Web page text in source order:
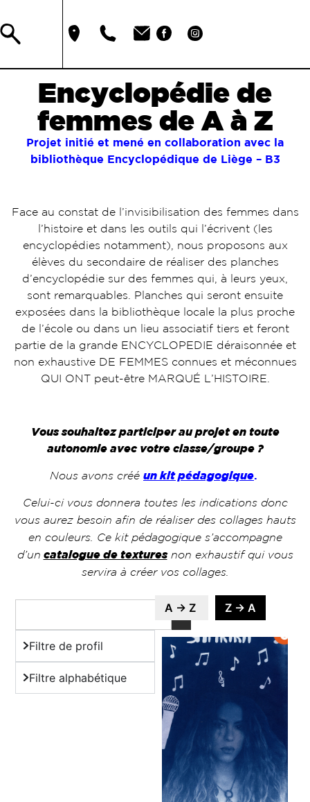
Encyclopédie de
femmes de A à Z
Projet initié et mené en collaboration avec la
bibliothèque Encyclopédique de Liège – B3
Face au constat de l’invisibilisation des femmes dans
l’histoire et dans les outils qui l’écrivent (les
encyclopédies notamment), nous proposons aux
élèves du secondaire de réaliser des planches
d’encyclopédie sur des femmes qui, à leurs yeux,
sont remarquables. Planches qui seront ensuite
exposées dans la bibliothèque locale la plus proche
de l’école ou dans un lieu associatif tiers et feront
partie de la grande ENCYCLOPEDIE déraisonnée et
non exhaustive DE FEMMES connues et méconnues
QUI ONT peut-être MARQUÉ L’HISTOIRE.
Vous souhaitez participer au projet en toute
autonomie avec votre classe/groupe ?
Nous avons créé un kit pédagogique
Celui-ci vous donnera toutes les indications donc
vous aurez besoin afin de réaliser des collages hauts
en couleurs. Ce kit pédagogique s’accompagne
d’un catalogue de texturesnon exhaustif qui vous
servira à créer vos collages.
Filtre de profil
Filtre alphabétique
A → Z Z → A